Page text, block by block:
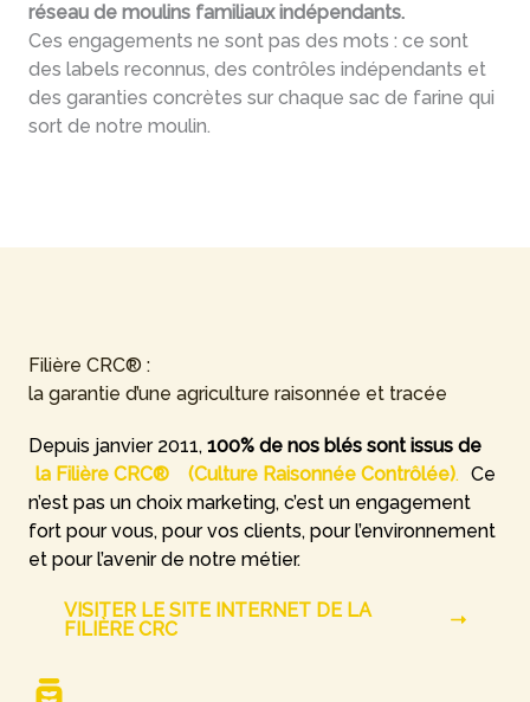
réseau de moulins familiaux indépendants.
Ces engagements ne sont pas des mots : ce sont
des labels reconnus, des contrôles indépendants et
des garanties concrètes sur chaque sac de farine qui
sort de notre moulin.
Filière CRC® :
la garantie d’une agriculture raisonnée et tracée
Depuis janvier 2011, 100% de nos blés sont issus de
la Filière CRC®
(Culture Raisonnée Contrôlée). Ce
n’est pas un choix marketing, c’est un engagement
fort pour vous, pour vos clients, pour l’environnement
et pour l’avenir de notre métier.
VISITER LE SITE INTERNET DE LA
FILIÈRE CRC